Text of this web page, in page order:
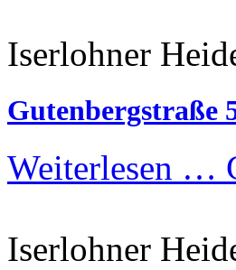
Iserlohner
Gutenbergstraße
Weiterlesen …
Iserlohner